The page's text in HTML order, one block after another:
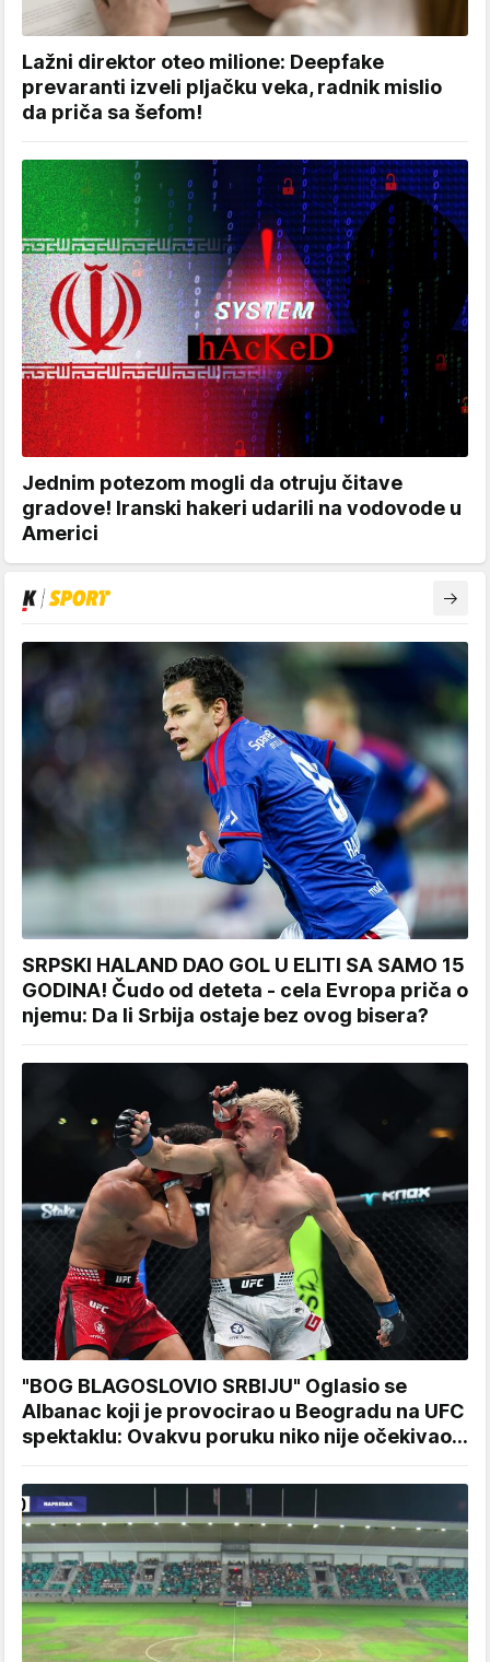
Lažni direktor oteo milione: Deepfake
prevaranti izveli pljačku veka, radnik mislio
da priča sa šefom!
Jednim potezom mogli da otruju čitave
gradove! Iranski hakeri udarili na vodovode u
Americi
SRPSKI HALAND DAO GOL U ELITI SA SAMO 15
GODINA! Čudo od deteta - cela Evropa priča o
njemu: Da li Srbija ostaje bez ovog bisera?
"BOG BLAGOSLOVIO SRBIJU" Oglasio se
Albanac koji je provocirao u Beogradu na UFC
spektaklu: Ovakvu poruku niko nije očekivao...